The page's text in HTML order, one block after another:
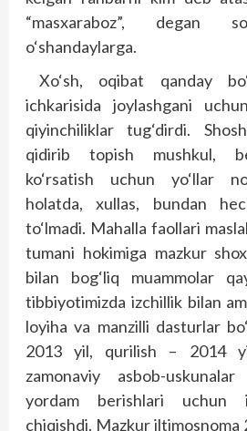
“masxaraboz”, degan
o‘shandaylarga.
Xo‘sh, oqibat qanday
ichkarisida joylashgani
qiyinchiliklar tug‘dirdi.
qidirib topish mushkul,
ko‘rsatish uchun yo‘llar
holatda, xullas, bundan
to‘lmadi. Mahalla faollari
tumani hokimiga mazkur
bilan bog‘liq muammolar
tibbiyotimizda izchillik bilan
loyiha va manzilli dasturlar
2013 yil, qurilish – 2014
zamonaviy asbob-
yordam berishlari uchun
chiqishdi. Mazkur iltimosnoma